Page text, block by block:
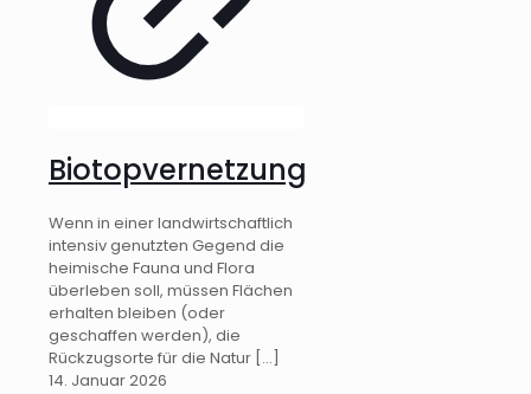
Biotopvernetzung
Wenn in einer landwirtschaftlich
intensiv genutzten Gegend die
heimische Fauna und Flora
überleben soll, müssen Flächen
erhalten bleiben (oder
geschaffen werden), die
Rückzugsorte für die Natur […]
14. Januar 2026